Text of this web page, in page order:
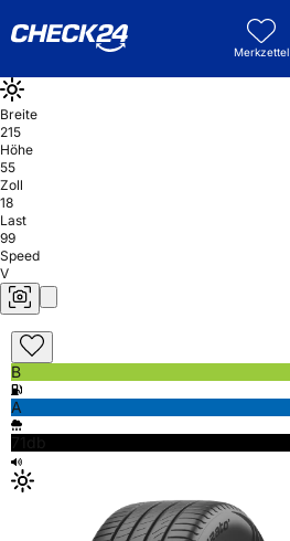
Merkzettel
Breite
215
Höhe
55
Zoll
18
Last
99
Speed
V
B
A
71db